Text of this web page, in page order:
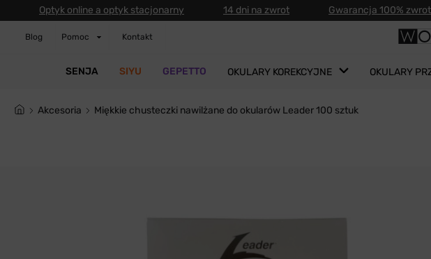
Optyk online a optyk stacjonarny 14 dni na zwrot Gwarancja 100%
Blog Pomoc Kontakt
SENJA SIYU GEPETTO OKULARY KOREKCYJNE OKULARY
Akcesoria Miękkie chusteczki nawilżane do okularów Leader 100 sztuk